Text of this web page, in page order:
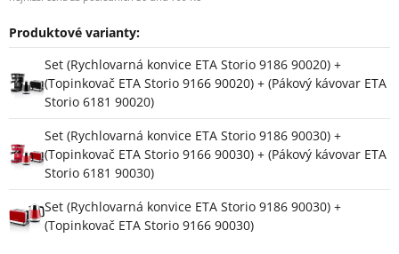
Produktové varianty:
Set (Rychlovarná konvice ETA Storio 9186 90020) +
(Topinkovač ETA Storio 9166 90020) + (Pákový kávovar ETA
Storio 6181 90020)
Set (Rychlovarná konvice ETA Storio 9186 90030) +
(Topinkovač ETA Storio 9166 90030) + (Pákový kávovar ETA
Storio 6181 90030)
Set (Rychlovarná konvice ETA Storio 9186 90030) +
(Topinkovač ETA Storio 9166 90030)